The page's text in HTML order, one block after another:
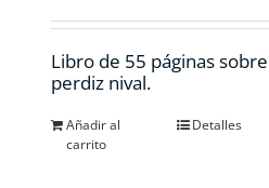
Libro de 55 páginas
perdiz nival.
Añadir al
carrito
Detalles